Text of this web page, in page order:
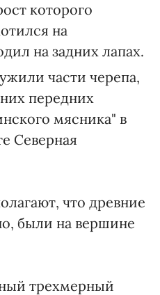
которого
на
на задних лапах.
части черепа,
передних
мясника" в
Северная
что древние
были на вершине
трехмерный